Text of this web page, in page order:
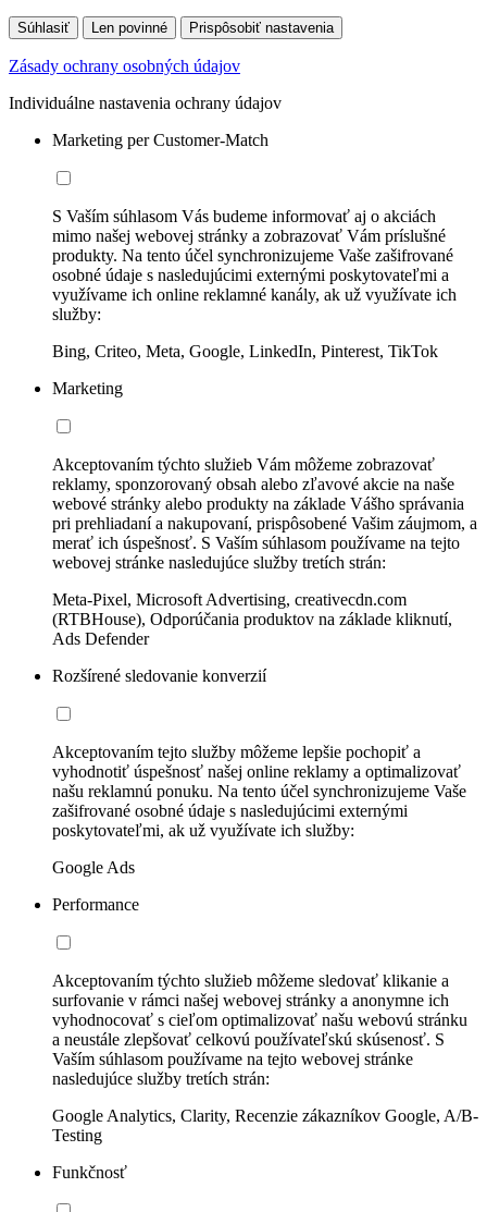
Súhlasiť Len povinné Prispôsobiť nastavenia
Zásady ochrany osobných údajov
Individuálne nastavenia ochrany údajov
Marketing per Customer-Match
S Vaším súhlasom Vás budeme informovať aj o akciách
mimo našej webovej stránky a zobrazovať Vám príslušné
produkty. Na tento účel synchronizujeme Vaše zašifrované
osobné údaje s nasledujúcimi externými poskytovateľmi a
využívame ich online reklamné kanály, ak už využívate ich
služby:
Bing, Criteo, Meta, Google, LinkedIn, Pinterest, TikTok
Marketing
Akceptovaním týchto služieb Vám môžeme zobrazovať
reklamy, sponzorovaný obsah alebo zľavové akcie na naše
webové stránky alebo produkty na základe Vášho správania
pri prehliadaní a nakupovaní, prispôsobené Vašim záujmom, a
merať ich úspešnosť. S Vaším súhlasom používame na tejto
webovej stránke nasledujúce služby tretích strán:
Meta-Pixel, Microsoft Advertising, creativecdn.com
(RTBHouse), Odporúčania produktov na základe kliknutí,
Ads Defender
Rozšírené sledovanie konverzií
Akceptovaním tejto služby môžeme lepšie pochopiť a
vyhodnotiť úspešnosť našej online reklamy a optimalizovať
našu reklamnú ponuku. Na tento účel synchronizujeme Vaše
zašifrované osobné údaje s nasledujúcimi externými
poskytovateľmi, ak už využívate ich služby:
Google Ads
Performance
Akceptovaním týchto služieb môžeme sledovať klikanie a
surfovanie v rámci našej webovej stránky a anonymne ich
vyhodnocovať s cieľom optimalizovať našu webovú stránku
a neustále zlepšovať celkovú používateľskú skúsenosť. S
Vaším súhlasom používame na tejto webovej stránke
nasledujúce služby tretích strán:
Google Analytics, Clarity, Recenzie zákazníkov Google, A/B-
Testing
Funkčnosť